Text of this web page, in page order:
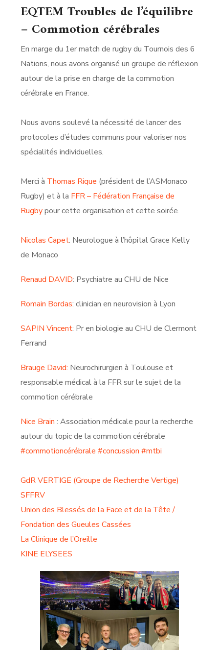
EQTEM Troubles de l’équilibre
– Commotion cérébrales
En marge du 1er match de rugby du Tournois des 6
Nations, nous avons organisé un groupe de réflexion
autour de la prise en charge de la commotion
cérébrale en France.
Nous avons soulevé la nécessité de lancer des
protocoles d’études communs pour valoriser nos
spécialités individuelles.
Merci à Thomas Rique (président de l’ASMonaco
Rugby) et à la FFR – Fédération Française de
Rugbypour cette organisation et cette soirée.
Nicolas Capet: Neurologue à l’hôpital Grace Kelly
de Monaco
Renaud DAVID: Psychiatre au CHU de Nice
Romain Bordas: clinician en neurovision à Lyon
SAPIN Vincent: Pr en biologie au CHU de Clermont
Ferrand
Brauge David: Neurochirurgien à Toulouse et
responsable médical à la FFR sur le sujet de la
commotion cérébrale
Nice Brain : Association médicale pour la recherche
autour du topic de la commotion cérébrale
#commotioncérébrale #concussion #mtbi
GdR VERTIGE (Groupe de Recherche Vertige)
SFFRV
Union des Blessés de la Face et de la Tête /
Fondation des Gueules Cassées
La Clinique de l’Oreille
KINE ELYSEES